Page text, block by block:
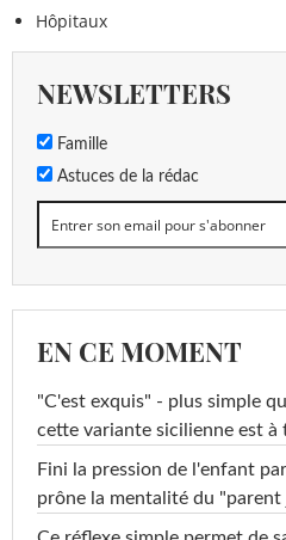
Hôpitaux
NEWSLETTERS
Famille
Astuces de la rédac
EN CE MOMENT
"C'est exquis" - plus simple
cette variante sicilienne est à
Fini la pression de l'enfant
prône la mentalité du